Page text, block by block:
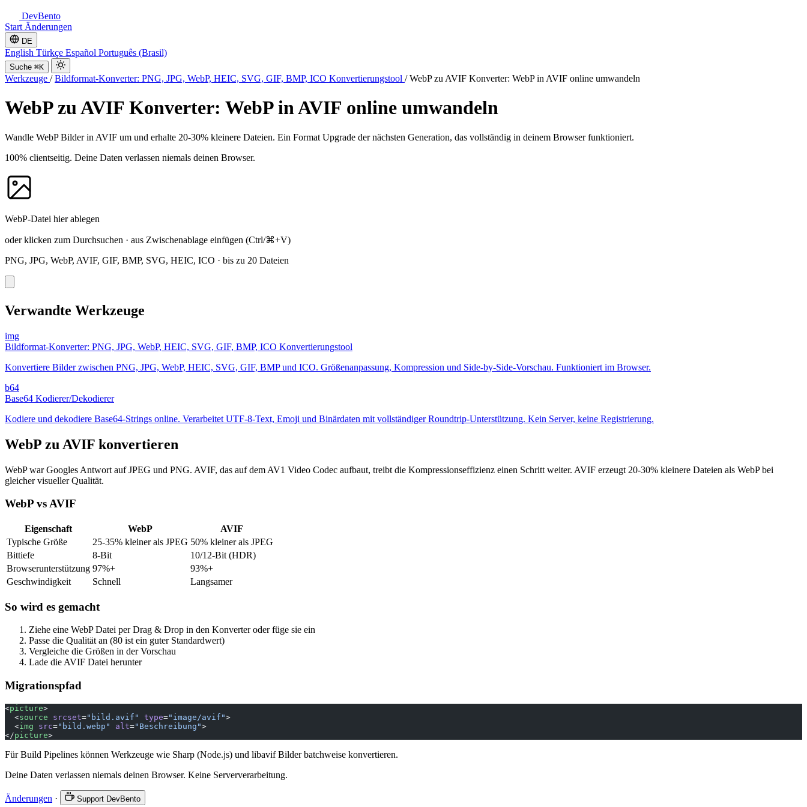
DevBento
Start Änderungen
DE
English Türkçe Español Português (Brasil)
Suche ⌘K
Werkzeuge / Bildformat-Konverter: PNG, JPG, WebP, HEIC, SVG, GIF, BMP, ICO Konvertierungstool / WebP zu AVIF Konverter: WebP in AVIF online umwandeln
WebP zu AVIF Konverter: WebP in AVIF online umwandeln
Wandle WebP Bilder in AVIF um und erhalte 20-30% kleinere Dateien. Ein Format Upgrade der nächsten Generation, das vollständig in deinem Browser funktioniert.
100% clientseitig. Deine Daten verlassen niemals deinen Browser.
WebP-Datei hier ablegen
oder klicken zum Durchsuchen · aus Zwischenablage einfügen (Ctrl/⌘+V)
PNG, JPG, WebP, AVIF, GIF, BMP, SVG, HEIC, ICO · bis zu 20 Dateien
Verwandte Werkzeuge
img
Bildformat-Konverter: PNG, JPG, WebP, HEIC, SVG, GIF, BMP, ICO Konvertierungstool
Konvertiere Bilder zwischen PNG, JPG, WebP, HEIC, SVG, GIF, BMP und ICO. Größenanpassung, Kompression und Side-by-Side-Vorschau. Funktioniert im Browser.
b64
Base64 Kodierer/Dekodierer
Kodiere und dekodiere Base64-Strings online. Verarbeitet UTF-8-Text, Emoji und Binärdaten mit vollständiger Roundtrip-Unterstützung. Kein Server, keine Registrierung.
WebP zu AVIF konvertieren
WebP war Googles Antwort auf JPEG und PNG. AVIF, das auf dem AV1 Video Codec aufbaut, treibt die Kompressionseffizienz einen Schritt weiter. AVIF erzeugt 20-30% kleinere Dateien als WebP bei
gleicher visueller Qualität.
WebP vs AVIF
Eigenschaft WebP
AVIF
Typische Größe
25-35% kleiner als JPEG 50% kleiner als JPEG
Bittiefe
8-Bit
10/12-Bit (HDR)
Browserunterstützung 97%+
93%+
Geschwindigkeit
Schnell Langsamer
So wird es gemacht
Ziehe eine WebP Datei per Drag & Drop in den Konverter oder füge sie ein
Passe die Qualität an (80 ist ein guter Standardwert)
Vergleiche die Größen in der Vorschau
Lade die AVIF Datei herunter
Migrationspfad
<picture>
  <
source srcset="bild.avif" type="image/avif">
  <
img src="bild.webp" alt="Beschreibung">
</picture>
Für Build Pipelines können Werkzeuge wie Sharp (Node.js) und libavif Bilder batchweise konvertieren.
Deine Daten verlassen niemals deinen Browser. Keine Serververarbeitung.
Änderungen · Support DevBento